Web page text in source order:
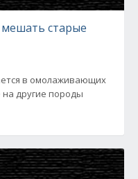
старые
в омолаживающих
другие породы